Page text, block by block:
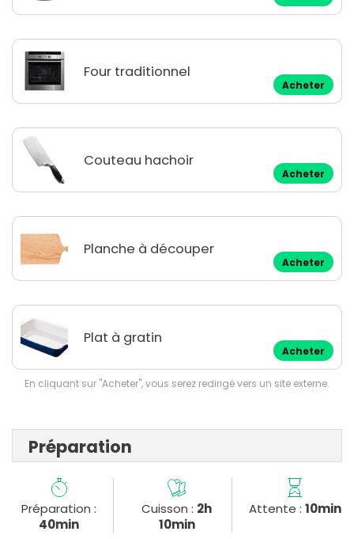
Four traditionnel
Acheter
Couteau hachoir
Acheter
Planche à découper
Acheter
Plat à gratin
Acheter
En cliquant sur "Acheter", vous serez redirigé vers un site externe.
Préparation
Préparation :
40min
Cuisson : 2h
10min
Attente : 10min